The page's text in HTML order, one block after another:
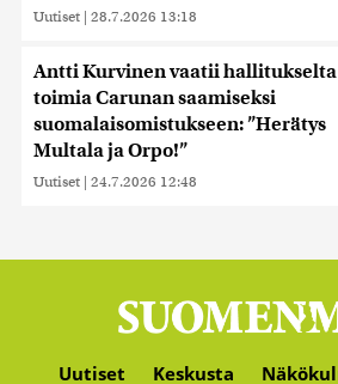
Uutiset | 28.7.2026 13:18
Antti Kurvinen vaatii hallitukselta
toimia Carunan saamiseksi
suomalaisomistukseen: ”Herätys
Multala ja Orpo!”
Uutiset | 24.7.2026 12:48
Uutiset Keskusta